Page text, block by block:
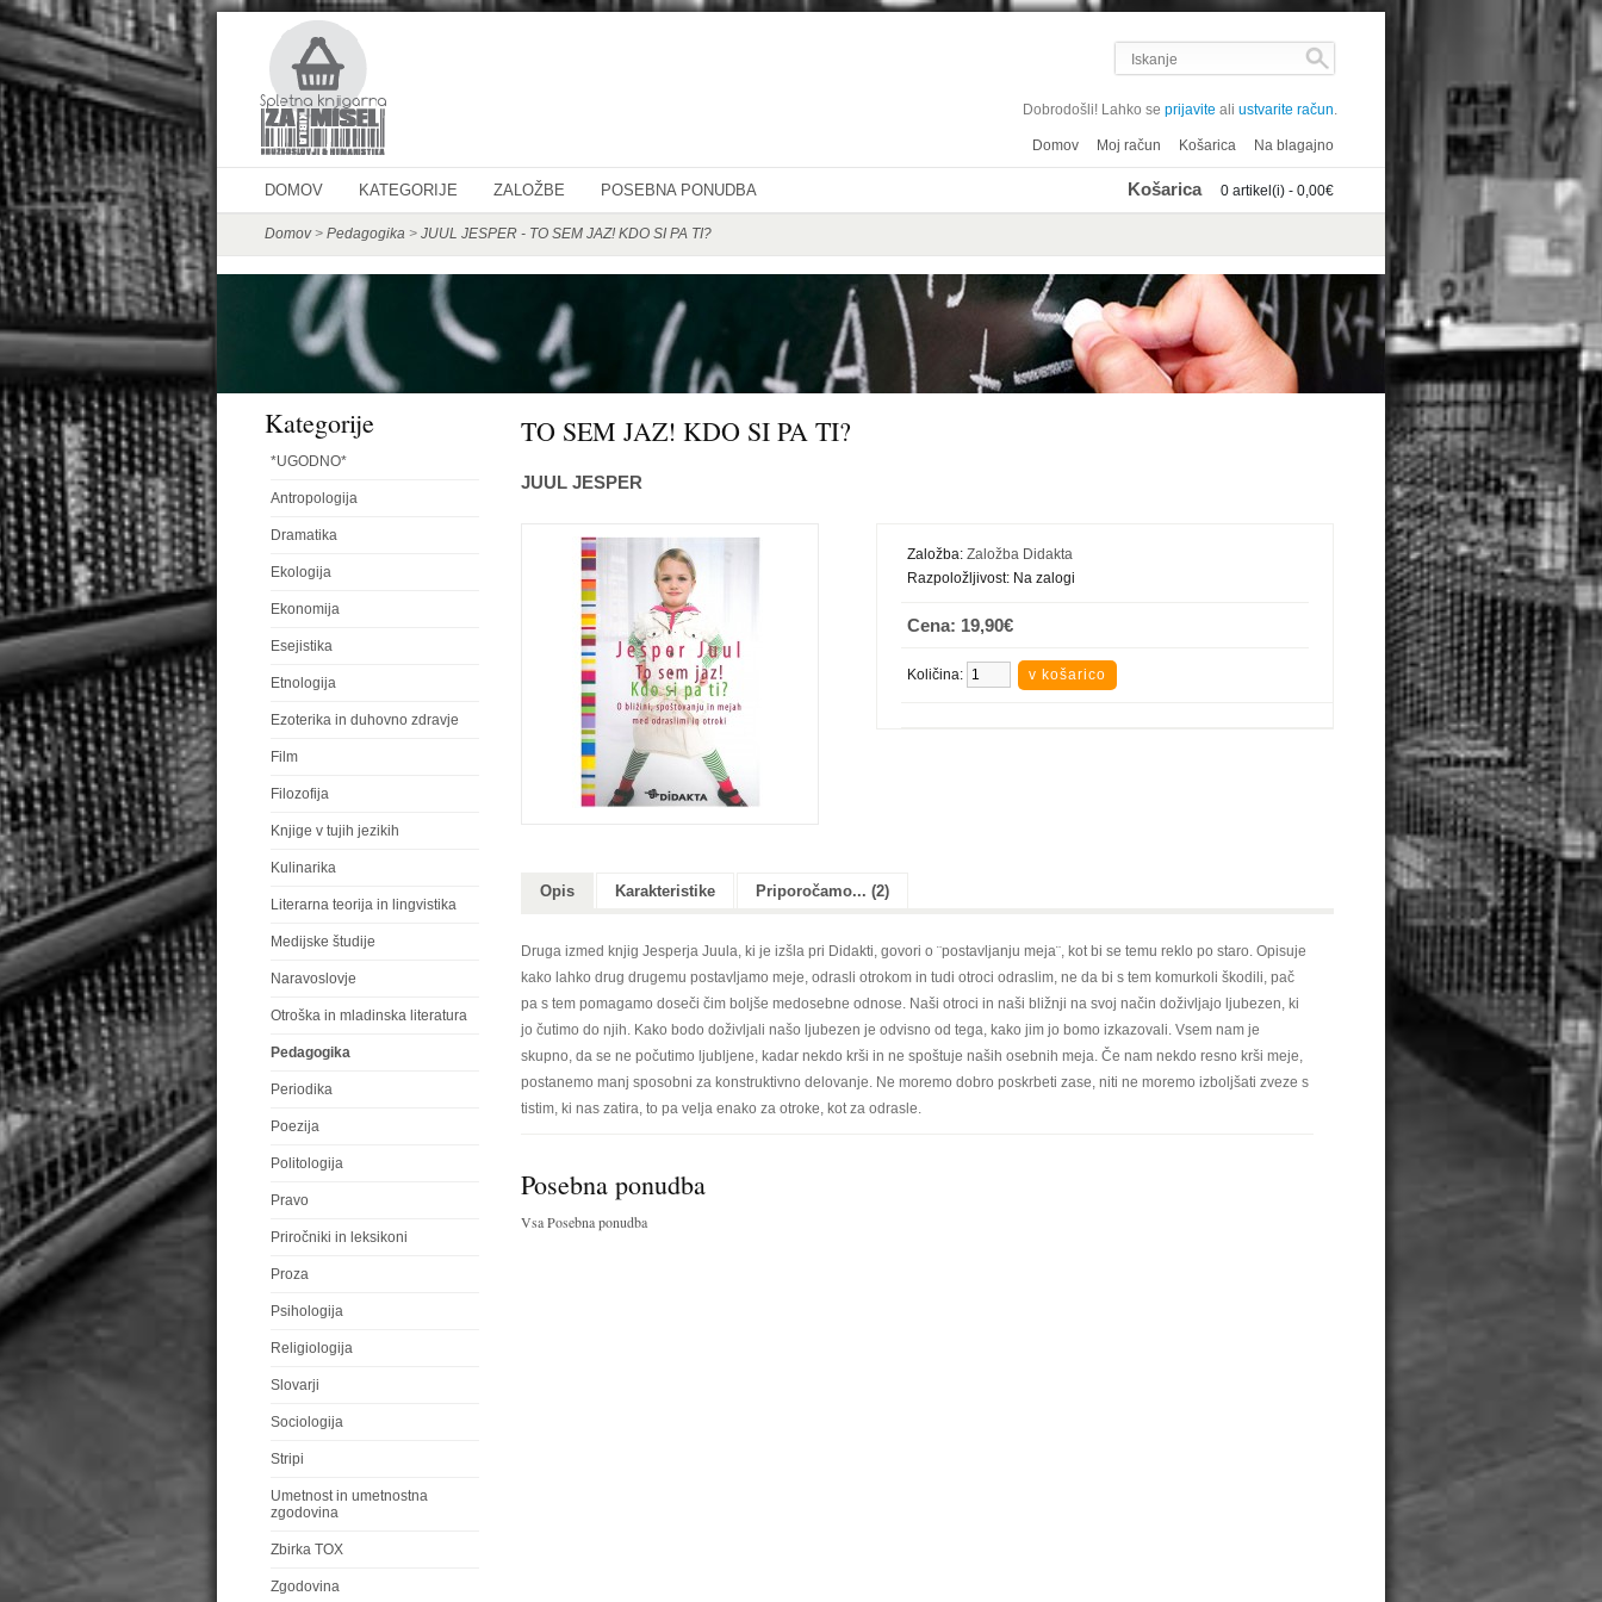
Dobrodošli! Lahko se prijavite ali ustvarite račun.
Domov Moj račun Košarica Na blagajno
Košarica 0 artikel(i) - 0,00€
DOMOV KATEGORIJE ZALOŽBE POSEBNA PONUDBA
Domov> Pedagogika > JUUL JESPER - TO SEM JAZ! KDO SI PA TI?
Kategorije
*UGODNO*
Antropologija
Dramatika
Ekologija
Ekonomija
Esejistika
Etnologija
Ezoterika in duhovno zdravje
Film
Filozofija
Knjige v tujih jezikih
Kulinarika
Literarna teorija in lingvistika
Medijske študije
Naravoslovje
Otroška in mladinska literatura
Pedagogika
Periodika
Poezija
Politologija
Pravo
Priročniki in leksikoni
Proza
Psihologija
Religiologija
Slovarji
Sociologija
Stripi
Umetnost in umetnostna
zgodovina
Zbirka TOX
Zgodovina
TO SEM JAZ! KDO SI PA TI?
JUUL JESPER
Založba: Založba Didakta
Razpoložljivost: Na zalogi
Cena: 19,90€
Količina:
Opis Karakteristike Priporočamo... (2)
Druga izmed knjig Jesperja Juula, ki je izšla pri Didakti, govori o ¨postavljanju meja¨, kot bi se temu reklo po staro. Opisuje
kako lahko drug drugemu postavljamo meje, odrasli otrokom in tudi otroci odraslim, ne da bi s tem komurkoli škodili, pač
pa s tem pomagamo doseči čim boljše medosebne odnose. Naši otroci in naši bližnji na svoj način doživljajo ljubezen, ki
jo čutimo do njih. Kako bodo doživljali našo ljubezen je odvisno od tega, kako jim jo bomo izkazovali. Vsem nam je
skupno, da se ne počutimo ljubljene, kadar nekdo krši in ne spoštuje naših osebnih meja. Če nam nekdo resno krši meje,
postanemo manj sposobni za konstruktivno delovanje. Ne moremo dobro poskrbeti zase, niti ne moremo izboljšati zveze s
tistim, ki nas zatira, to pa velja enako za otroke, kot za odrasle.
Posebna ponudba
Vsa Posebna ponudba